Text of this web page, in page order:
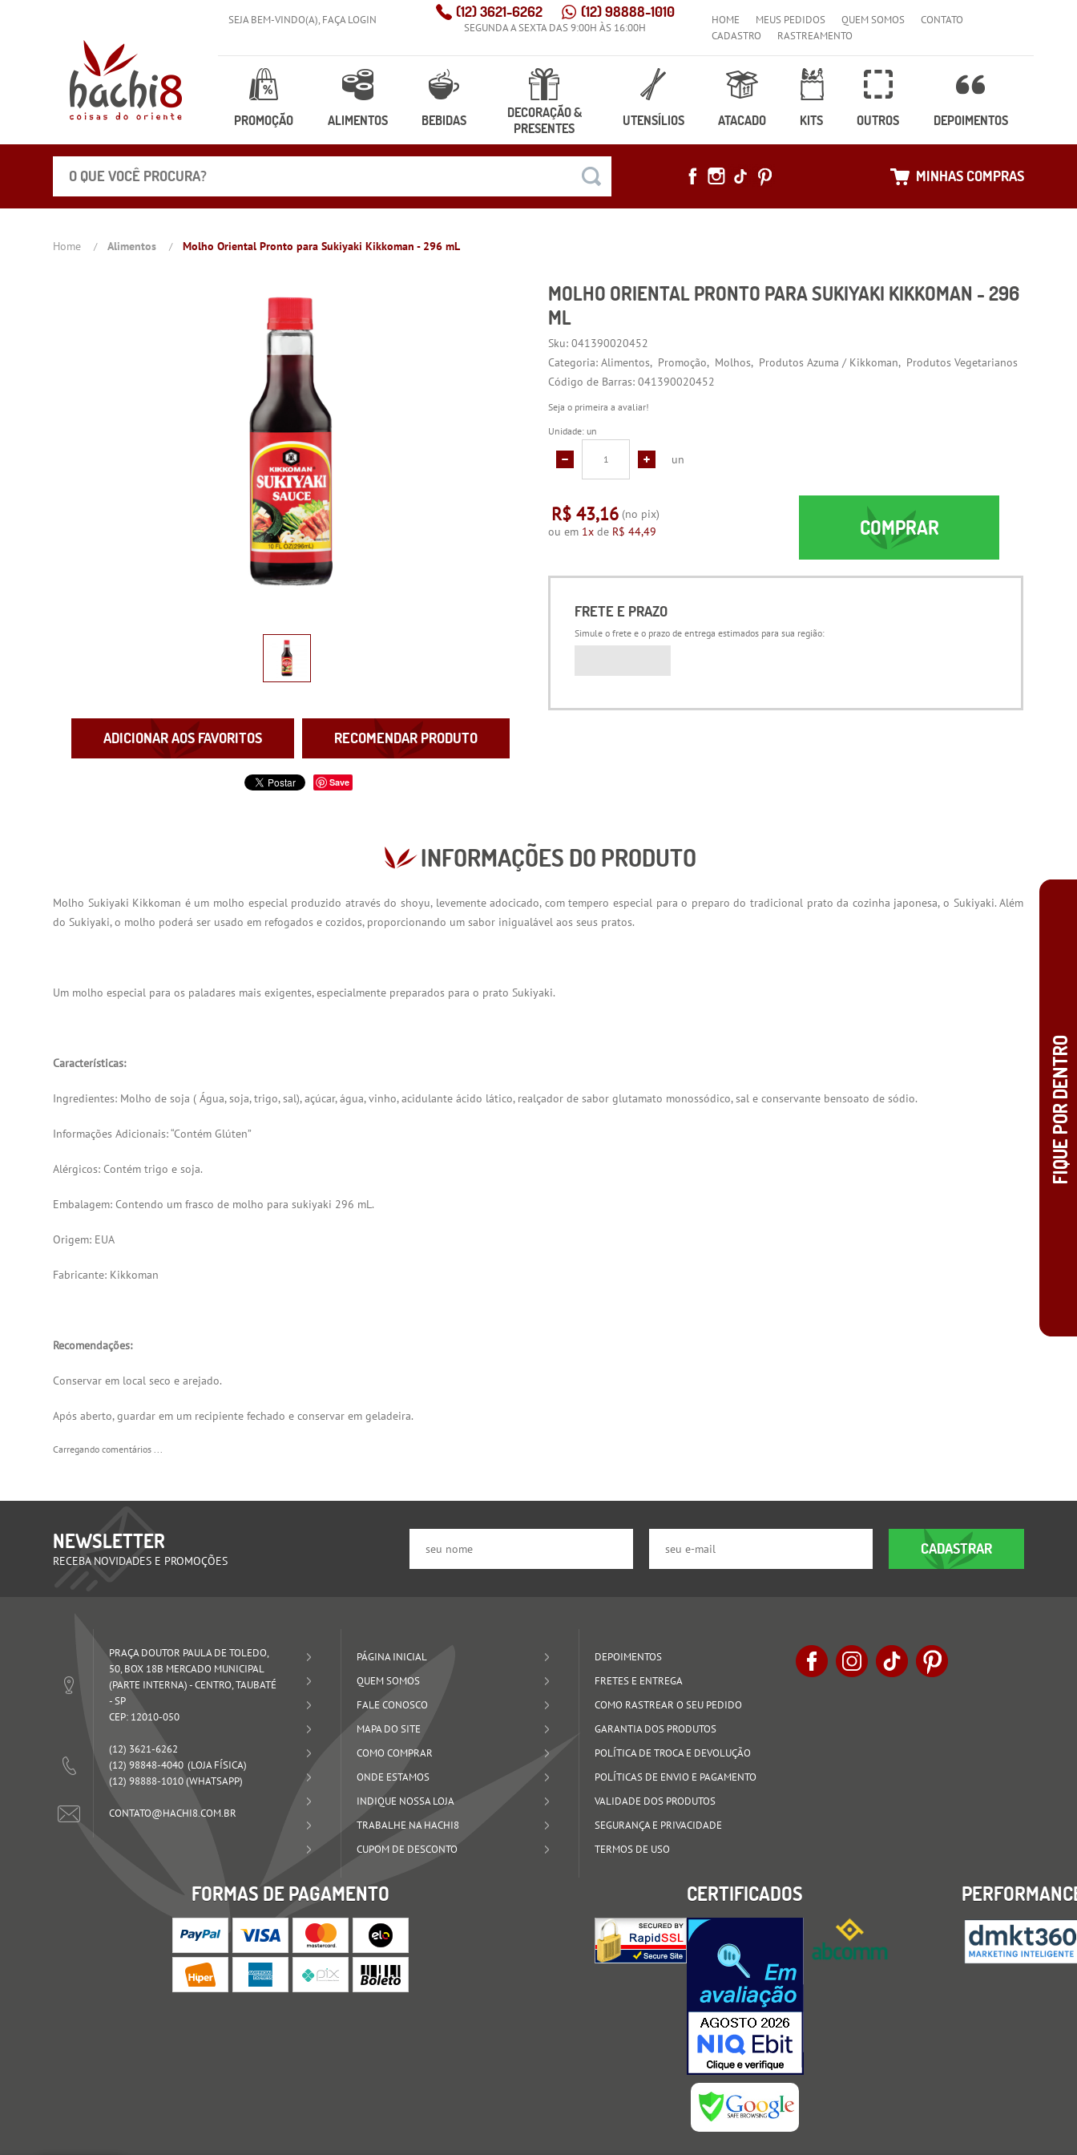
SEJA BEM-VINDO(A), FAÇA LOGIN (12)3621-6262 (12)98888-1010
SEGUNDA A SEXTA DAS 9:00H ÀS 16:00H
HOME MEUS PEDIDOS QUEM SOMOS
CONTATO
CADASTRO
RASTREAMENTO
PROMOÇÃO ALIMENTOS BEBIDAS
DECORAÇÃO &
PRESENTES
UTENSÍLIOS ATACADO KITS OUTROS DEPOIMENTOS
MINHAS COMPRAS
Home Alimentos Molho Oriental Pronto para Sukiyaki Kikkoman - 296 mL
ADICIONAR AOS FAVORITOS RECOMENDAR PRODUTO
Save
MOLHO ORIENTAL PRONTO PARA SUKIYAKI KIKKOMAN - 296
ML
Sku:041390020452
Categoria: Alimentos Promoção Molhos Produtos Azuma / Kikkoman
Produtos Vegetarianos
Código de Barras:041390020452
Seja o primeira a avaliar!
Unidade: un
un
R$ 43,16 (no pix)
ou em 1x de R$ 44,49 COMPRAR
FRETE E PRAZO
Simule o frete e o prazo de entrega estimados para sua região:
INFORMAÇÕES DO PRODUTO
Molho Sukiyaki Kikkoman é um molho especial produzido através do shoyu, levemente adocicado, com tempero especial para o preparo do tradicional prato da cozinha japonesa, o Sukiyaki. Além
do Sukiyaki, o molho poderá ser usado em refogados e cozidos, proporcionando um sabor inigualável aos seus pratos.
Um molho especial para os paladares mais exigentes, especialmente preparados para o prato Sukiyaki.
Características:
Ingredientes: Molho de soja ( Água, soja, trigo, sal), açúcar, água, vinho, acidulante ácido lático, realçador de sabor glutamato monossódico, sal e conservante bensoato de sódio.
Informações Adicionais: “Contém Glúten”
Alérgicos: Contém trigo e soja.
Embalagem: Contendo um frasco de molho para sukiyaki 296 mL.
Origem: EUA
Fabricante: Kikkoman
Recomendações:
Conservar em local seco e arejado.
Após aberto, guardar em um recipiente fechado e conservar em geladeira.
Carregando comentários ...
NEWSLETTER
RECEBA NOVIDADES E PROMOÇÕES
CADASTRAR
PRAÇA DOUTOR PAULA DE TOLEDO,
50, BOX 18B MERCADO MUNICIPAL
(PARTE INTERNA)-CENTRO, TAUBATÉ
-SP
CEP: 12010-050
(12) 3621-6262
(12) 98848-4040
(12) 98888-1010(WHATSAPP)
CONTATO@HACHI8.COM.BR
PÁGINA INICIAL
QUEM SOMOS
FALE CONOSCO
MAPA DO SITE
COMO COMPRAR
ONDE ESTAMOS
INDIQUE NOSSA LOJA
TRABALHE NA HACHI8
CUPOM DE DESCONTO
DEPOIMENTOS
FRETES E ENTREGA
COMO RASTREAR O SEU PEDIDO
GARANTIA DOS PRODUTOS
POLÍTICA DE TROCA E DEVOLUÇÃO
POLÍTICAS DE ENVIO E PAGAMENTO
VALIDADE DOS PRODUTOS
SEGURANÇA E PRIVACIDADE
TERMOS DE USO
FORMAS DE PAGAMENTO CERTIFICADOS